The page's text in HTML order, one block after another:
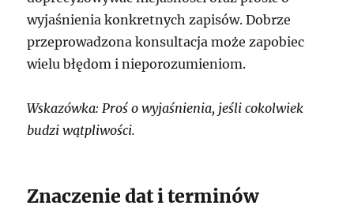
wyjaśnienia konkretnych zapisów. Dobrze
przeprowadzona konsultacja może zapobiec
wielu błędom i nieporozumieniom.
Wskazówka: Proś o wyjaśnienia, jeśli cokolwiek
budzi wątpliwości.
Znaczenie dat i terminów